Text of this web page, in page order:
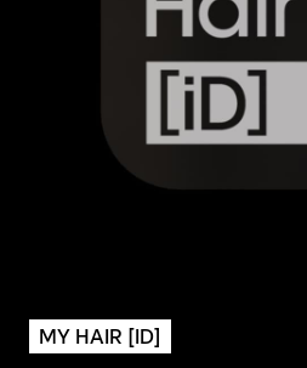
MY HAIR [ID]